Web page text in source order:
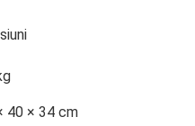
40 × 34 cm